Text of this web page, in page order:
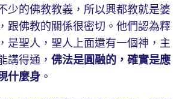
少的佛教教義，所以興都教就是婆
跟佛教的關係很密切。他們認為釋
是聖人，聖人上面還有一個神，主
講得通， 佛法是圓融的，確實是應
什麼身 。